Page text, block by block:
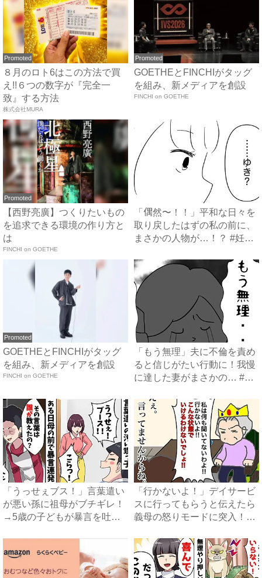
Promoted
８月のロト6はこの方法で買
え!!６つの数字が『完全一
致』する方法
株式会社MURA
Promoted
GOETHEとFINCHIがタッグ
を組み、新メディアを創設
FINCHI on GOETHE
Promoted
【西野亮廣】つくりたいもの
を追求できる環境の作り方と
は
FINCHI on GOETHE
「偶然〜！！」平和な日々を
取り戻したはずの私の前に、
まさかの人物が…！？ #妊
Promoted
GOETHEとFINCHIがタッグ
を組み、新メディアを創設
FINCHI on GOETHE
「もう無理」夫に不倫を責め
ると信じがたい行動に！我慢
に達した妻がまさかの… #
「うっせぇブス！」言葉遣い
が悪い孫に祖母がブチギレ！
→5歳の子どもが暴言を吐く
「行かないよ！」デイサービ
スに行ってもらうと伝えたら
義母の怒りモードに突入！